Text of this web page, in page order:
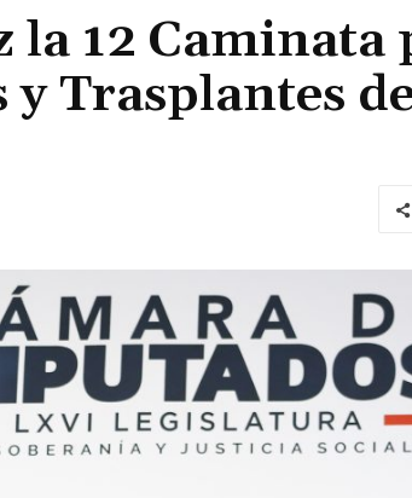
12 Caminata
Trasplantes